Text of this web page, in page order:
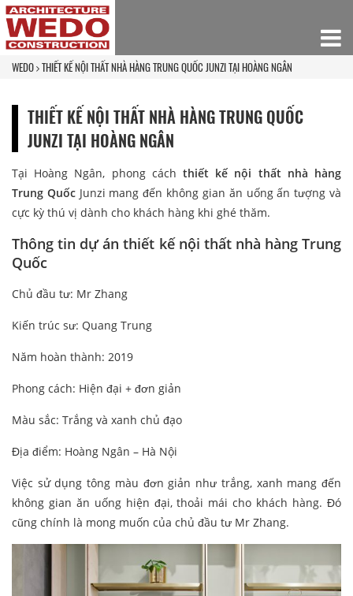
WEDO THIẾT KẾ NỘI THẤT NHÀ HÀNG TRUNG QUỐC JUNZI TẠI HOÀNG NGÂN
THIẾT KẾ NỘI THẤT NHÀ HÀNG TRUNG QUỐC
JUNZI TẠI HOÀNG NGÂN
Tại Hoàng Ngân, phong cách thiết kế nội thất nhà hàng
Trung QuốcJunzi mang đến không gian ăn uống ấn tượng và
cực kỳ thú vị dành cho khách hàng khi ghé thăm.
Thông tin dự án thiết kế nội thất nhà hàng Trung
Quốc
Chủ đầu tư: Mr Zhang
Kiến trúc sư: Quang Trung
Năm hoàn thành: 2019
Phong cách: Hiện đại + đơn giản
Màu sắc: Trắng và xanh chủ đạo
Địa điểm: Hoàng Ngân – Hà Nội
Việc sử dụng tông màu đơn giản như trắng, xanh mang đến
không gian ăn uống hiện đại, thoải mái cho khách hàng. Đó
cũng chính là mong muốn của chủ đầu tư Mr Zhang.